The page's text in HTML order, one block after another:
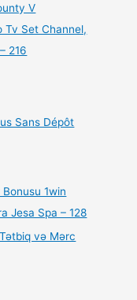
V
Tv Set Channel,
216
Sans Dépôt
1win
Jesa Spa – 128
və Mərc